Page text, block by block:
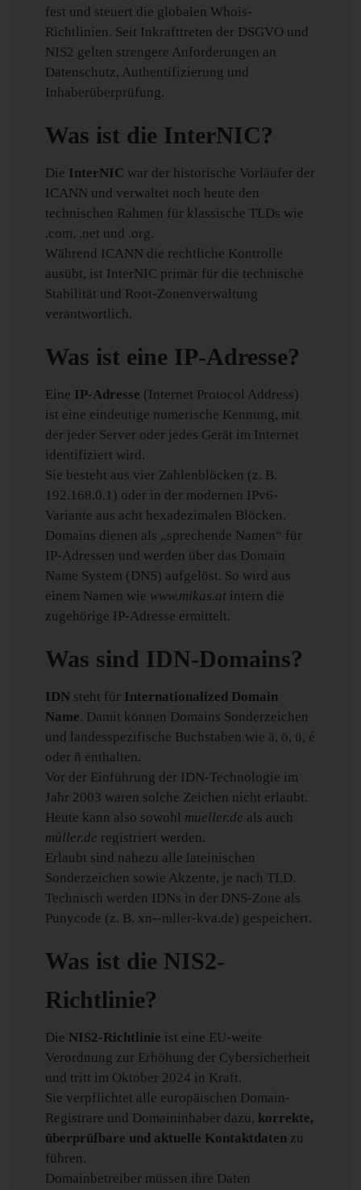
fest und steuert die globalen Whois-
Richtlinien. Seit Inkrafttreten der DSGVO und
NIS2 gelten strengere Anforderungen an
Datenschutz, Authentifizierung und
Inhaberüberprüfung.
Was ist die InterNIC?
Die InterNIC war der historische Vorläufer der
ICANN und verwaltet noch heute den
technischen Rahmen für klassische TLDs wie
.com, .net und .org.
Während ICANN die rechtliche Kontrolle
ausübt, ist InterNIC primär für die technische
Stabilität und Root-Zonenverwaltung
verantwortlich.
Was ist eine IP-Adresse?
Eine IP-Adresse (Internet Protocol Address)
ist eine eindeutige numerische Kennung, mit
der jeder Server oder jedes Gerät im Internet
identifiziert wird.
Sie besteht aus vier Zahlenblöcken (z. B.
192.168.0.1) oder in der modernen IPv6-
Variante aus acht hexadezimalen Blöcken.
Domains dienen als „sprechende Namen“ für
IP-Adressen und werden über das Domain
Name System (DNS) aufgelöst. So wird aus
einem Namen wie www.mikas.at intern die
zugehörige IP-Adresse ermittelt.
Was sind IDN-Domains?
IDN steht für Internationalized Domain
Name. Damit können Domains Sonderzeichen
und landesspezifische Buchstaben wie ä, ö, ü, é
oder ñ enthalten.
Vor der Einführung der IDN-Technologie im
Jahr 2003 waren solche Zeichen nicht erlaubt.
Heute kann also sowohl mueller.de als auch
müller.de registriert werden.
Erlaubt sind nahezu alle lateinischen
Sonderzeichen sowie Akzente, je nach TLD.
Technisch werden IDNs in der DNS-Zone als
Punycode (z. B. xn--mller-kva.de) gespeichert.
Was ist die NIS2-
Richtlinie?
Die NIS2-Richtlinie ist eine EU-weite
Verordnung zur Erhöhung der Cybersicherheit
und tritt im Oktober 2024 in Kraft.
Sie verpflichtet alle europäischen Domain-
Registrare und Domaininhaber dazu, korrekte,
überprüfbare und aktuelle Kontaktdaten zu
führen.
Domainbetreiber müssen ihre Daten